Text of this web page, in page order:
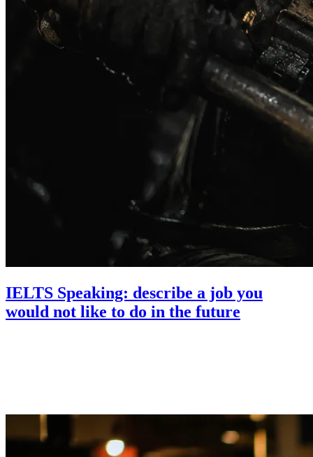
IELTS Speaking: describe a job you
would not like to do in the future